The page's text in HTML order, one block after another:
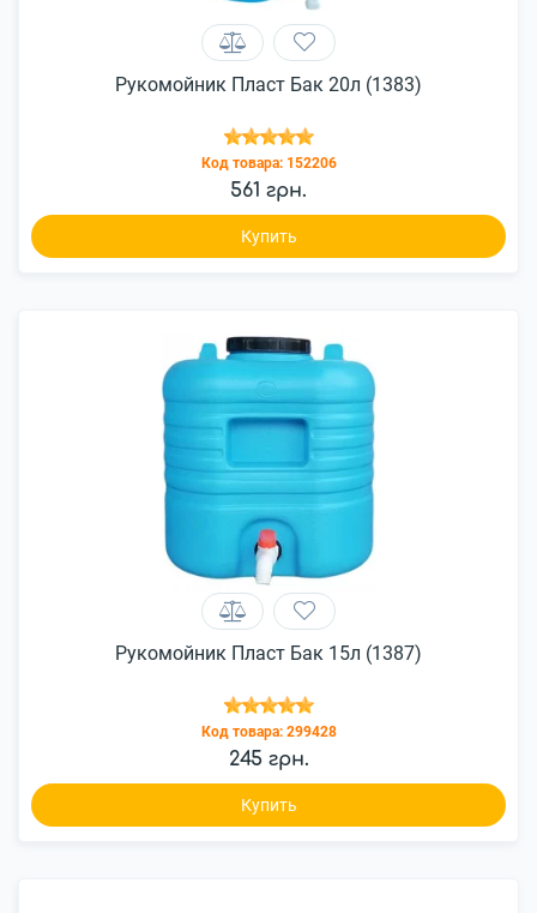
Рукомойник Пласт Бак 20л (1383)
Код товара: 152206
561 грн.
Купить
Рукомойник Пласт Бак 15л (1387)
Код товара: 299428
245 грн.
Купить